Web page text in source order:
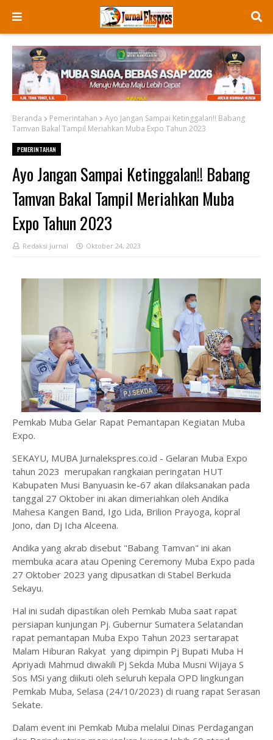
Beranda Pemerintahan
Ayo Jangan Sampai Ketinggalan!! Babang
Tamvan Bakal Tampil Meriahkan Muba Expo Tahun 2023
PEMERINTAHAN
Ayo Jangan Sampai Ketinggalan!! Babang
Tamvan Bakal Tampil Meriahkan Muba
Expo Tahun 2023
Redaksi Jurnal Oktober 24, 2023
Pemkab Muba Gelar Rapat Pemantapan Kegiatan Muba
Expo.
SEKAYU, MUBA Jurnalekspres.co.id - Gelaran Muba Expo
tahun 2023 merupakan rangkaian peringatan HUT
Kabupaten Musi Banyuasin ke-67 akan dilaksanakan pada
tanggal 27 Oktober ini akan dimeriahkan oleh Andika
Mahesa Kangen Band, Igo Lida, Brilion Prayoga, kopral
Jono, dan Dj Icha Alceena.
Andika yang akrab disebut "Babang Tamvan" ini akan
membuka acara atau Opening Ceremony Muba Expo pada
27 Oktober 2023 yang dipusatkan di Stabel Berkuda
Sekayu.
Hal ini sudah dipastikan oleh Pemkab Muba saat rapat
persiapan kunjungan Pj. Gubernur Sumatera Selatandan
rapat pemantapan Muba Expo Tahun 2023 sertarapat
Malam Hiburan Rakyat yang dipimpin Pj Bupati Muba H
Apriyadi Mahmud diwakili Pj Sekda Muba Musni Wijaya S
Sos MSi yang diikuti oleh seluruh kepala OPD lingkungan
Pemkab Muba, Selasa (24/10/2023) di ruang rapat Serasan
Sekate.
Dalam event ini Pemkab Muba melalui Dinas Perdagangan